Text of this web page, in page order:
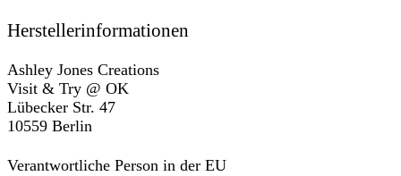
Herstellerinformationen
Ashley Jones Creations
Visit & Try @ OK
Lübecker Str. 47
10559 Berlin
Verantwortliche Person in der EU